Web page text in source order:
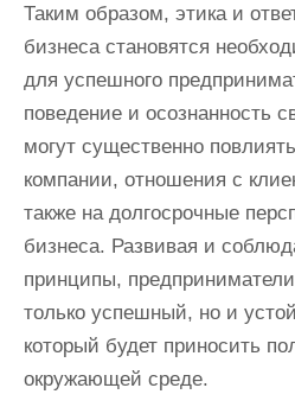
Таким образом, этика и
бизнеса становятся
для успешного
поведение и осознанность
могут существенно
компании, отношения с
также на долгосрочные
бизнеса. Развивая и
принципы,
только успешный, но и
который будет приносить
окружающей среде.